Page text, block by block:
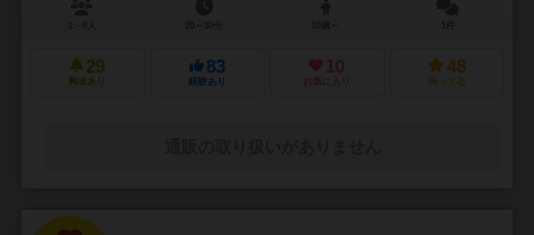
29
興味あり
83
経験あり
10
お気に入り
48
持ってる